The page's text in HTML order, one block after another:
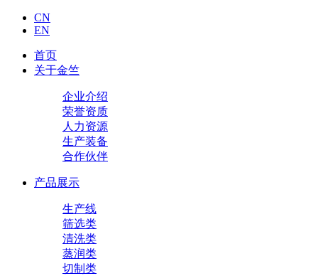
CN
EN
首页
关于金竺
企业介绍
荣誉资质
人力资源
生产装备
合作伙伴
产品展示
生产线
筛选类
清洗类
蒸润类
切制类